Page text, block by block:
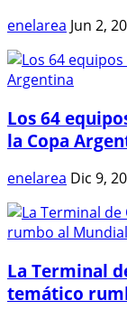
enelarea Jun 2,
Los 64
la Copa
enelarea Dic 9,
La Terminal
temático